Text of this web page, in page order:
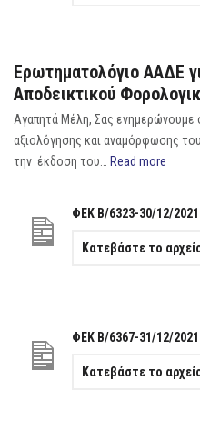
Ερωτηματολόγιο ΑΑΔΕ
Αποδεικτικού
Αγαπητά Μέλη, Σας ενημερώνουμε
αξιολόγησης και αναμόρφωσης του
την έκδοση του… Read more
ΦΕΚ Β/6323-30/12/2021
Κατεβάστε το
ΦΕΚ Β/6367-31/12/2021
Κατεβάστε το